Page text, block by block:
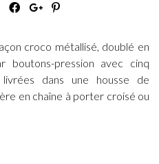
croco métallisé, doublé en
boutons-pression avec cinq
dans une housse de
en chaîne à porter croisé ou